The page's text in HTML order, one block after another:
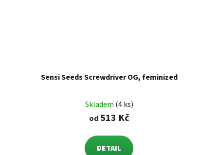
Sensi Seeds Screwdriver OG, feminized
Skladem (4 ks)
od513 Kč
DETAIL